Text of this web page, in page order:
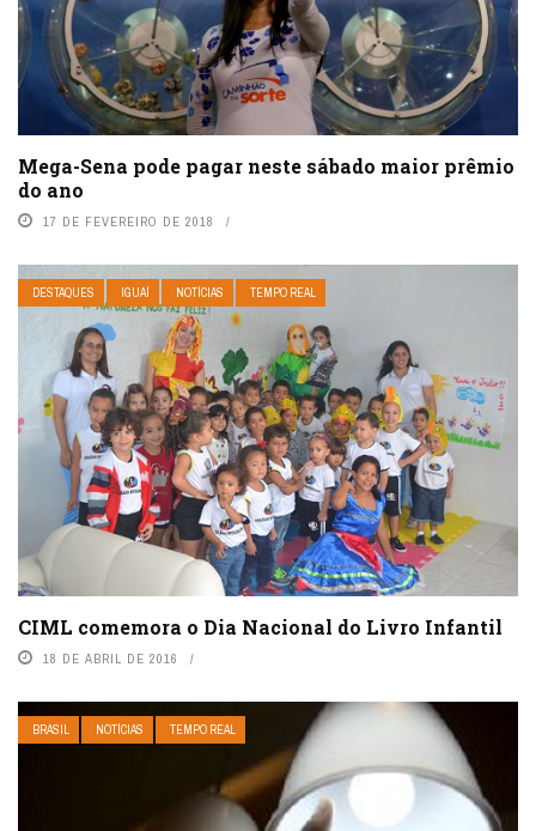
Mega-Sena pode pagar neste sábado maior prêmio
do ano
17 DE FEVEREIRO DE 2018
DESTAQUES IGUAÍ NOTÍCIAS TEMPO REAL
CIML comemora o Dia Nacional do Livro Infantil
18 DE ABRIL DE 2016
BRASIL NOTÍCIAS TEMPO REAL